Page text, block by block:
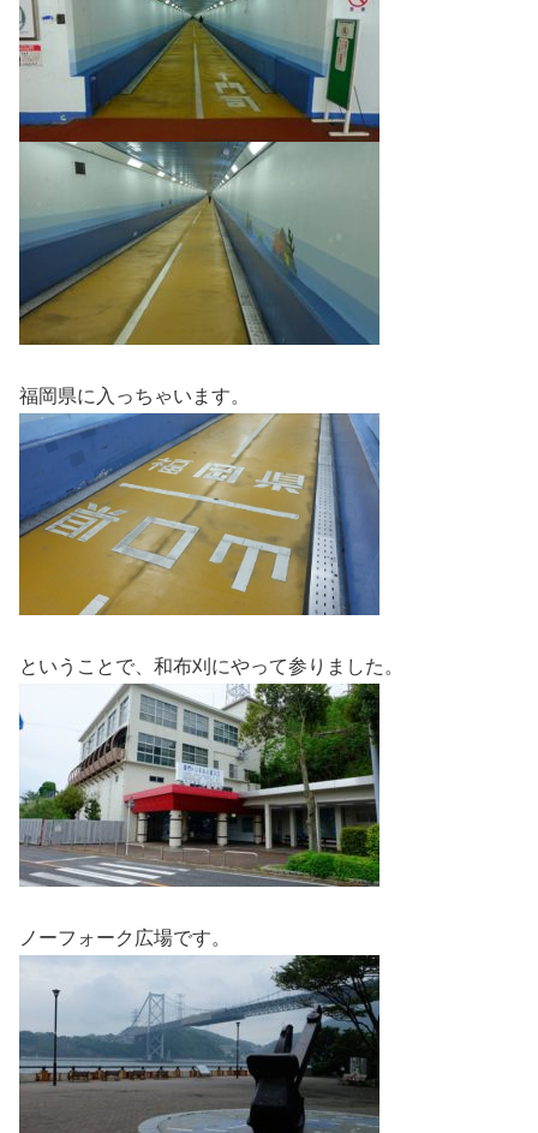
福岡県に入っちゃいます。
ということで、和布刈にやって参りました。
ノーフォーク広場です。